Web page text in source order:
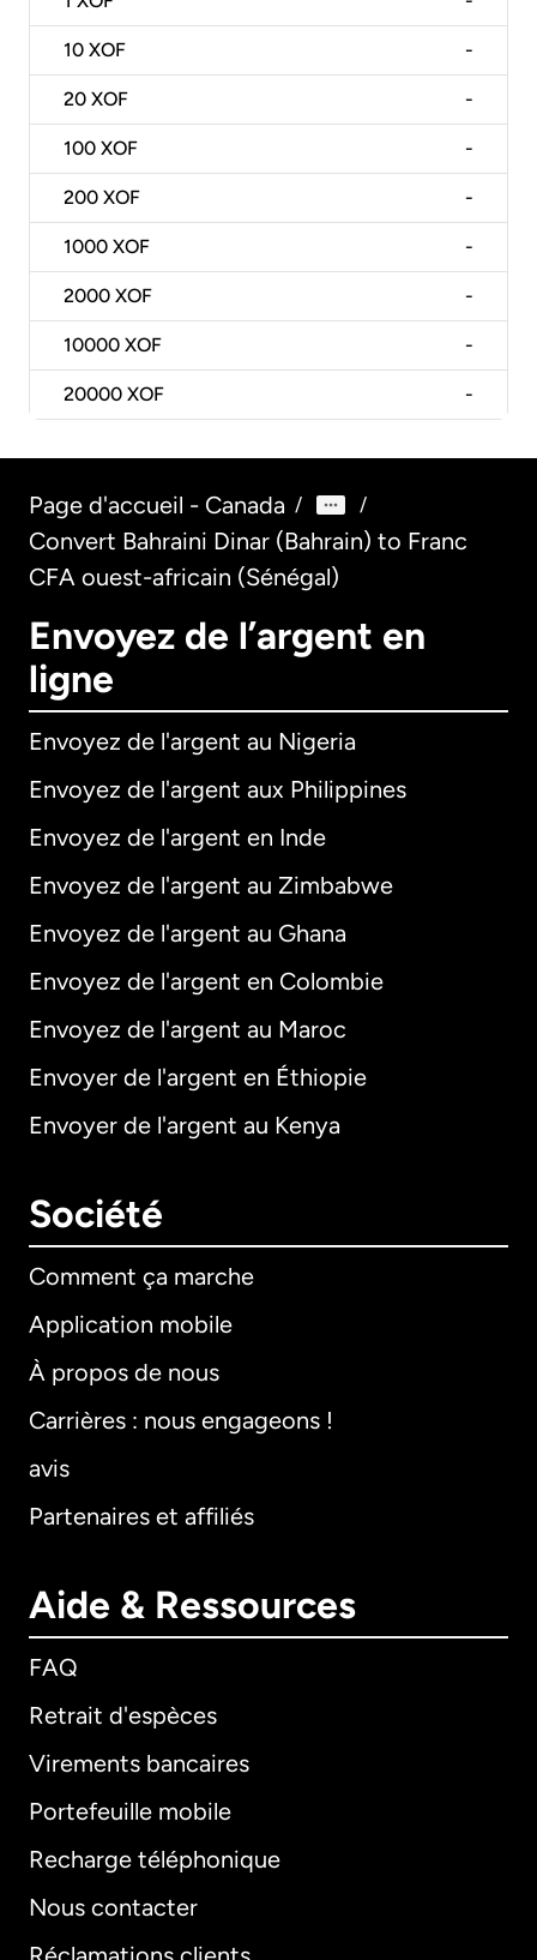
10 XOF -
20 XOF -
100 XOF -
200 XOF -
1000 XOF -
2000 XOF -
10000 XOF -
20000 XOF -
Page d'accueil - Canada / /
Convert Bahraini Dinar (Bahrain) to Franc
CFA ouest-africain (Sénégal)
Envoyez de l’argent en
ligne
Envoyez de l'argent au Nigeria
Envoyez de l'argent aux Philippines
Envoyez de l'argent en Inde
Envoyez de l'argent au Zimbabwe
Envoyez de l'argent au Ghana
Envoyez de l'argent en Colombie
Envoyez de l'argent au Maroc
Envoyer de l'argent en Éthiopie
Envoyer de l'argent au Kenya
Société
Comment ça marche
Application mobile
À propos de nous
Carrières : nous engageons !
avis
Partenaires et affiliés
Aide & Ressources
FAQ
Retrait d'espèces
Virements bancaires
Portefeuille mobile
Recharge téléphonique
Nous contacter